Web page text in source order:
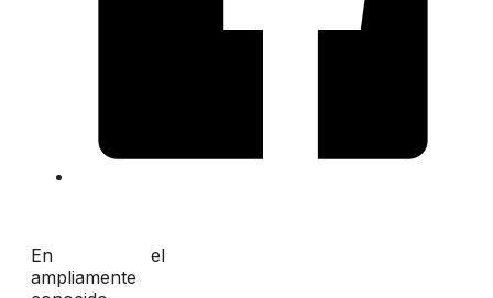
En el
ampliamente